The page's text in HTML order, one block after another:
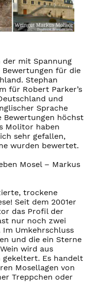
der mit Spannung
für die
Stephan
für Robert Parker’s
und
Sprache
höchst
Molitor haben
sehr gefallen,
wurden bewertet.
Mosel – Markus
trockene
Seit dem 2001er
das Profil der
nur noch zwei
Umkehrschluss
und die ein Sterne
wird aus
gekeltert. Es handelt
Mosellagen von
Treppchen oder